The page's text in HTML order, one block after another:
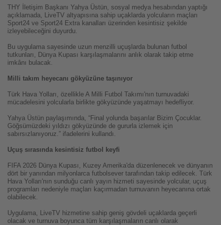
THY İletişim Başkanı Yahya Üstün, sosyal medya hesabından yaptığı
açıklamada, LiveTV altyapısına sahip uçaklarda yolcuların maçları
Sport24 ve Sport24 Extra kanalları üzerinden kesintisiz şekilde
izleyebileceğini duyurdu.
Bu uygulama sayesinde uzun menzilli uçuşlarda bulunan futbol
tutkunları, Dünya Kupası karşılaşmalarını anlık olarak takip etme
imkânı bulacak.
Milli takım heyecanı gökyüzüne taşınıyor
Türk Hava Yolları, özellikle A Milli Futbol Takımı'nın turnuvadaki
mücadelesini yolcularla birlikte gökyüzünde yaşatmayı hedefliyor.
Yahya Üstün paylaşımında, “Final yolunda başarılar Bizim Çocuklar.
Göğsümüzdeki yıldızı gökyüzünde de gururla izlemek için
sabırsızlanıyoruz.” ifadelerini kullandı.
Uçuş sırasında kesintisiz futbol keyfi
FIFA 2026 Dünya Kupası, Kuzey Amerika'da düzenlenecek ve dünyanın
dört bir yanından milyonlarca futbolsever tarafından takip edilecek. Türk
Hava Yolları'nın sunduğu canlı yayın hizmeti sayesinde yolcular, uçuş
programları nedeniyle maçları kaçırmadan turnuvanın heyecanına ortak
olabilecek.
Uygulama, LiveTV hizmetine sahip geniş gövdeli uçaklarda geçerli
olacak ve turnuva boyunca tüm karşılaşmaların canlı olarak